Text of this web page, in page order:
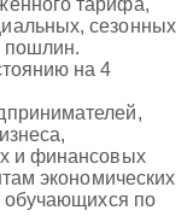
тарифа,
сезонных
пошлин.
на 4
и финансовых
экономических
обучающихся по